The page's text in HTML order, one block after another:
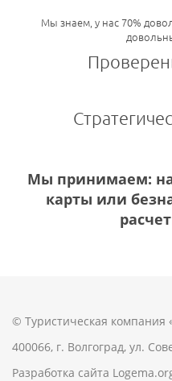
Мы знаем, у нас 70%
Мы принимаем:
карты или
© Туристическая компания
400066, г. Волгоград, ул.
Разработка сайта